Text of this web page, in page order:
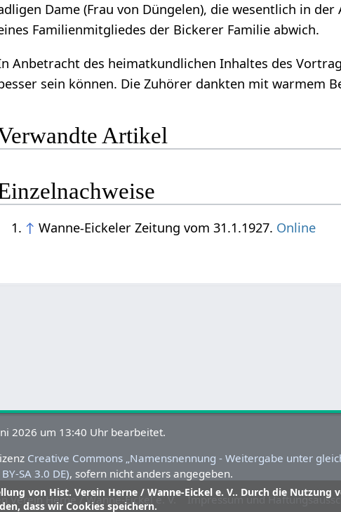
Dame (Frau von Düngelen), die wesentlich in
Familienmitgliedes der Bickerer Familie abwich.
Anbetracht des heimatkundlichen Inhaltes des
sein können. Die Zuhörer dankten mit warmem
Artikel
↑ Wanne-Eickeler Zeitung vom 31.1.1927. Online
von Hist. Verein Herne / Wanne-Eickel e. V.. Durch die Nutzung
dass wir Cookies speichern.
2026 um 13:40 Uhr bearbeitet.
Creative Commons „Namensnennung - Weitergabe unter
SA 3.0 DE), sofern nicht anders angegeben.
Verein Herne / Wanne-Eickel e. V. Impressum und